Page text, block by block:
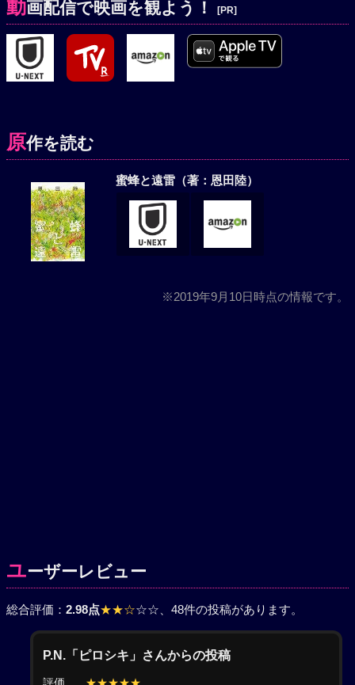
動画配信で映画を観よう！ [PR]
原作を読む
蜜蜂と遠雷（著：恩田陸）
※2019年9月10日時点の情報です。
ユーザーレビュー
総合評価： 2.98点★★☆☆☆ 、48件の投稿があります。
P.N.「ピロシキ」さんからの投稿